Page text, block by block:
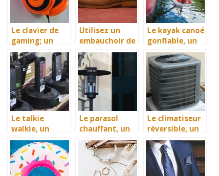
Le clavier de
gaming; un
essentiel à ne
pas négliger
Utilisez un
embauchoir de
chaussure pour
préserver vos
souliers
Le kayak canoé
gonflable, un
bon
équipement de
divertissement
nautique
Le talkie
walkie, un
moyen de
communicatio
n pour tous
Le parasol
chauffant, un
accessoire
idéal de
diffusion de la
chaleur
Le climatiseur
réversible, un
véritable
moyen de
rafraichir
votre cadre de